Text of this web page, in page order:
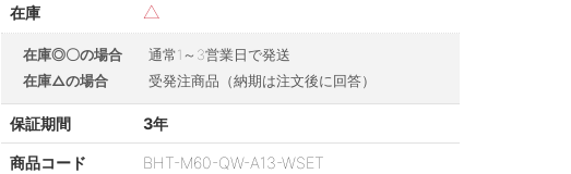
商品コード BHT-M60-QW-A13-WSET
在庫◎〇の場合
通常1～3営業日で発送
在庫△の場合
受発注商品（納期は注文後に回答）
保証期間 3年
在庫 △